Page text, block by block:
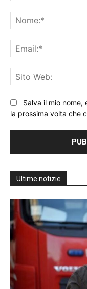
Salva il mio
la prossima volta che
Ultime notizie